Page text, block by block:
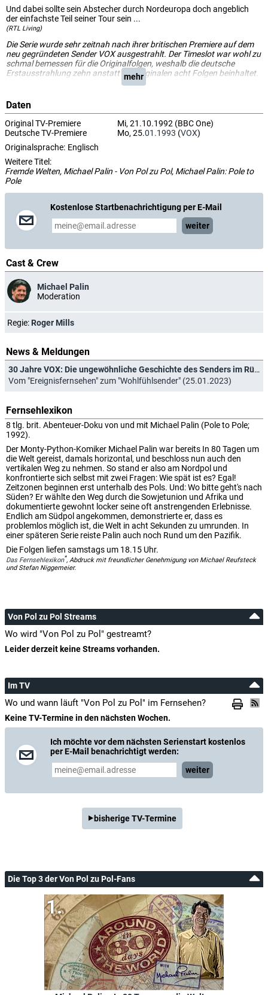
Und dabei sollte sein Abstecher durch Nordeuropa doch angeblich
der einfachste Teil seiner Tour sein ...
(RTL Living)
Die Serie wurde sehr zeitnah nach ihrer britischen Premiere auf dem
neu gegründeten Sender VOX ausgestrahlt. Der Timeslot war wohl zu
schmal bemessen für die Originalfolgen, weshalb die deutsche
Erstausstrahlung zehn anstatt der originalen acht Folgen beinhaltet.
mehr
Daten
Original TV-Premiere
Mi, 21.10.1992 (BBC One)
Deutsche TV-Premiere
Mo, 25.01.1993 (VOX)
Originalsprache: Englisch
Weitere Titel:
Fremde Welten, Michael Palin - Von Pol zu Pol, Michael Palin: Pole to
Pole
Kostenlose Startbenachrichtigung per E-Mail
weiter
Cast & Crew
Michael Palin
Moderation
Regie: Roger Mills
News & Meldungen
30 Jahre VOX: Die ungewöhnliche Geschichte des Senders im Rückblick
Vom "Ereignisfernsehen" zum "Wohlfühlsender" (25.01.2023)
Fernsehlexikon
8 tlg. brit. Abenteuer-Doku von und mit Michael Palin (Pole to Pole;
1992).
Der Monty-Python-Komiker Michael Palin war bereits In 80 Tagen um
die Welt gereist, damals horizontal, und beschloss nun auch den
vertikalen Weg zu nehmen. So stand er also am Nordpol und
konfrontierte sich selbst mit zwei Fragen: Wie spät ist es? Egal!
Zeitzonen beginnen erst unterhalb des Pols. Und: Wo bitte geht's nach
Süden? Er wählte den Weg durch die Sowjetunion und Afrika und
dokumentierte gewohnt locker seine oft anstrengenden Erlebnisse.
Endlich am Südpol angekommen, demonstrierte er, dass es
problemlos möglich ist, die Welt in acht Sekunden zu umrunden. In
einer späteren Serie reiste Palin auch noch Rund um den Pazifik.
Die Folgen liefen samstags um 18.15 Uhr.
Das Fernsehlexikon*, Abdruck mit freundlicher Genehmigung von Michael Reufsteck
und Stefan Niggemeier.
Von Pol zu Pol Streams
Wo wird "Von Pol zu Pol" gestreamt?
Leider derzeit keine Streams vorhanden.
Im TV
Wo und wann läuft "Von Pol zu Pol" im Fernsehen?
Keine TV-Termine in den nächsten Wochen.
Ich möchte vor dem nächsten Serienstart kostenlos
per E-Mail benachrichtigt werden:
weiter
bisherige TV-Termine
Die Top 3 der Von Pol zu Pol-Fans